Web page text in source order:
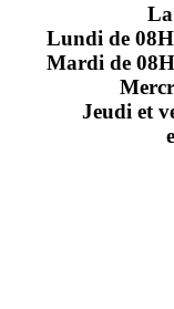
Lundi de
Mardi de
Jeudi et